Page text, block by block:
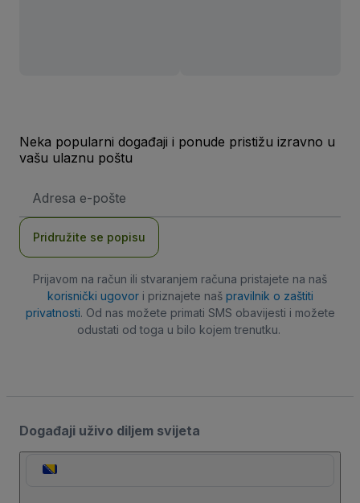
Neka popularni događaji i ponude pristižu izravno u
vašu ulaznu poštu
mail
Pridružite se popisu
Prijavom na račun ili stvaranjem računa pristajete na naš
korisnički ugovori priznajete naš pravilnik o zaštiti
privatnosti. Od nas možete primati SMS obavijesti i možete
odustati od toga u bilo kojem trenutku.
Događaji uživo diljem svijeta